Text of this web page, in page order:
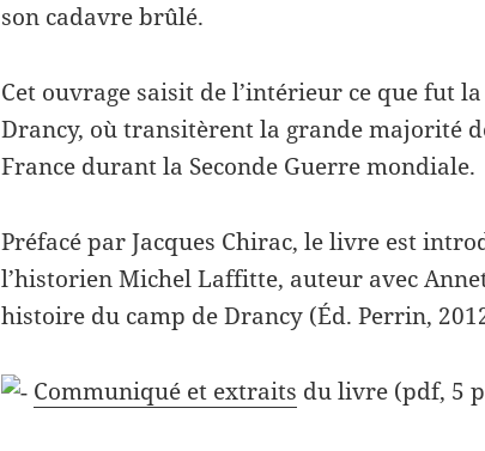
son cadavre brûlé.
Cet ouvrage saisit de l’intérieur ce que fut
Drancy, où transitèrent la grande majorité
France durant la Seconde Guerre mondiale.
Préfacé par Jacques Chirac, le livre est
l’historien Michel Laffitte, auteur avec
histoire du camp de Drancy (Éd. Perrin,
Communiqué et extraits du livre (pdf, 5